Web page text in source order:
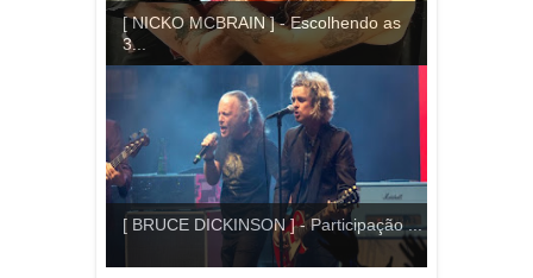
[ NICKO MCBRAIN ] - Escolhendo as
3...
[ BRUCE DICKINSON ] - Participação ...